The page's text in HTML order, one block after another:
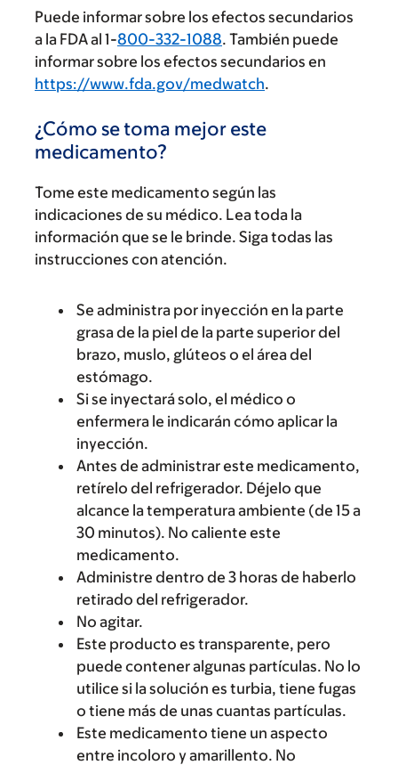
Puede informar sobre los efectos secundarios
a la FDA al 1-800-332-1088. También puede
informar sobre los efectos secundarios en
https://www.fda.gov/medwatch.
¿Cómo se toma mejor este
medicamento?
Tome este medicamento según las
indicaciones de su médico. Lea toda la
información que se le brinde. Siga todas las
instrucciones con atención.
Se administra por inyección en la parte
grasa de la piel de la parte superior del
brazo, muslo, glúteos o el área del
estómago.
Si se inyectará solo, el médico o
enfermera le indicarán cómo aplicar la
inyección.
Antes de administrar este medicamento,
retírelo del refrigerador. Déjelo que
alcance la temperatura ambiente (de 15 a
30 minutos). No caliente este
medicamento.
Administre dentro de 3 horas de haberlo
retirado del refrigerador.
No agitar.
Este producto es transparente, pero
puede contener algunas partículas. No lo
utilice si la solución es turbia, tiene fugas
o tiene más de unas cuantas partículas.
Este medicamento tiene un aspecto
entre incoloro y amarillento. No